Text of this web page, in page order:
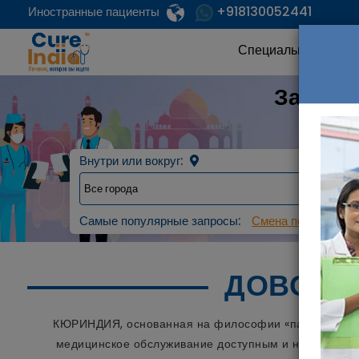
Иностранные пациенты +918130052441
Специальность
Внутри или вокруг:
Самые популярные запросы: Смена пола с
КЮРИНДИЯ, основанная на философии «пациент на
медицинское обслуживание доступным и